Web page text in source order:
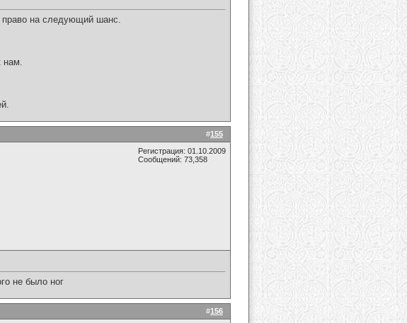
право на следующий шанс.
нам.
#155
Регистрация: 01.10.2009
Сообщений: 73,358
не было ног
#156